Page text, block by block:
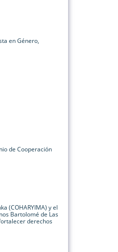
en Género,
de Cooperación
(COHARYIMA) y el
Bartolomé de Las
derechos